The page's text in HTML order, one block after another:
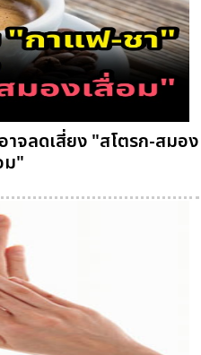
จลดเสี่ยง "สโตรก-สมอง
ม"